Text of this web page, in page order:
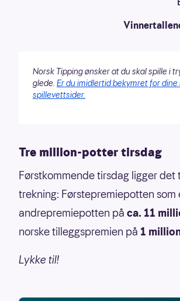
Norsk Tipping ønsker at du skal spille i
glede. Er du imidlertid bekymret for
spillevettsider.
Tre million-potter tirsdag
Førstkommende tirsdag ligger
trekning: Førstepremiepotten som
andrepremiepotten på ca. 11
norske tilleggspremien på 1
Lykke til!